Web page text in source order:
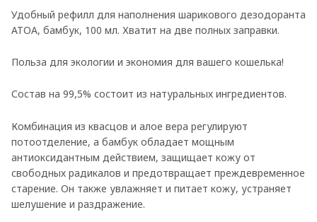
Удобный рефилл для наполнения шарикового дезодоранта
ATOA, бамбук, 100 мл. Хватит на две полных заправки.
Польза для экологии и экономия для вашего кошелька!
Состав на 99,5% состоит из натуральных ингредиентов.
Комбинация из квасцов и алое вера регулируют
потоотделение, а бамбук обладает мощным
антиоксидантным действием, защищает кожу от
свободных радикалов и предотвращает преждевременное
старение. Он также увлажняет и питает кожу, устраняет
шелушение и раздражение.